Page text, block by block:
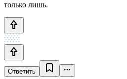
только лишь.
Ответить